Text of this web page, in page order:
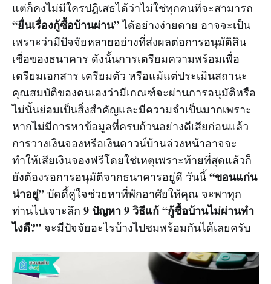
แต่ก็คงไม่มีใครปฎิเสธได้ว่าไม่ใช่ทุกคนที่จะสามารถ
“ยื่นเรื่องกู้ซื้อบ้านผ่าน”ได้อย่างง่ายดาย อาจจะเป็น
เพราะว่ามีปัจจัยหลายอย่างที่ส่งผลต่อการอนุมัติสิน
เชื่อของธนาคาร ดังนั้นการเตรียมความพร้อมเพื่อ
เตรียมเอกสาร เตรียมตัว หรือแม้แต่ประเมินสถานะ
คุณสมบัติของตนเองว่ามีเกณฑ์จะผ่านการอนุมัติหรือ
ไม่นั้นย่อมเป็นสิ่งสำคัญและมีความจำเป็นมากเพราะ
หากไม่มีการหาข้อมูลที่ครบถ้วนอย่างดีเสียก่อนแล้ว
การวางเงินจองหรือเงินดาวน์บ้านล่วงหน้าอาจจะ
ทำให้เสียเงินจองฟรีโดยใช่เหตุเพราะท้ายที่สุดแล้วก็
ยังต้องรอการอนุมัติจากธนาคารอยู่ดี วันนี้ “ขอนแก่น
น่าอยู่” บัดดี้คู่ใจช่วยหาที่พักอาศัยให้คุณ จะพาทุก
ท่านไปเจาะลึก 9 ปัญหา 9 วิธีแก้ “กู้ซื้อบ้านไม่ผ่านทำ
ไงดี?” จะมีปัจจัยอะไรบ้างไปชมพร้อมกันได้เลยครับ